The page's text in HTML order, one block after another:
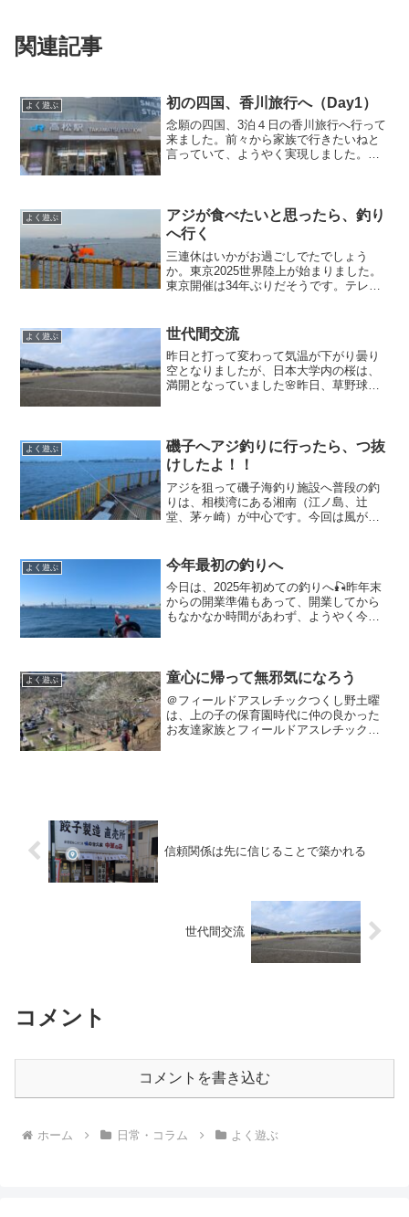
関連記事
よく遊ぶ 初の四国、香川旅行へ（Day1）
念願の四国、3泊４日の香川旅行へ行って
来ました。前々から家族で行きたいねと
言っていて、ようやく実現しました。う
ることなく、すぐさまJR...
よく遊ぶ
アジが食べたいと思ったら、釣り
へ行く
三連休はいかがお過ごしでたでしょう
か。東京2025世界陸上が始まりました。
東京開催は34年ぶりだそうです。テレビ
だか安定しない連休でした。晴れた日は
残暑もまだまだ厳しい...
よく遊ぶ 世代間交流
昨日と打って変わって気温が下がり曇り
空となりましたが、日本大学内の桜は、
満開となっていました🌸昨日、草野球に
摩川河川敷での試合をし...
よく遊ぶ
磯子へアジ釣りに行ったら、つ抜
けしたよ！！
アジを狙って磯子海釣り施設へ普段の釣
りは、相模湾にある湘南（江ノ島、辻
堂、茅ヶ崎）が中心です。今回は風が強
がかかる、少し遠い（1時間弱）などのデ
メリットもありますが...
よく遊ぶ 今年最初の釣りへ
今日は、2025年初めての釣りへ🎣昨年末
からの開業準備もあって、開業してから
もなかなか時間があわず、ようやく今年
を釣って、こどもに食...
よく遊ぶ 童心に帰って無邪気になろう
＠フィールドアスレチックつくし野土曜
は、上の子の保育園時代に仲の良かった
お友達家族とフィールドアスレチックつ
信頼関係は先に信じることで築かれる
世代間交流
コメント
コメントを書き込む
ホーム 日常・コラム よく遊ぶ